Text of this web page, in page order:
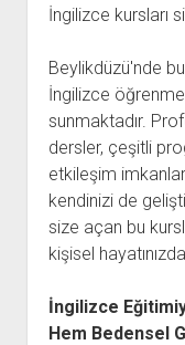
İngilizce kursları
Beylikdüzü'nde
İngilizce
sunmaktadır.
dersler, çeşitli
etkileşim
kendinizi de
size açan bu
kişisel
İngilizce
Hem Bedensel